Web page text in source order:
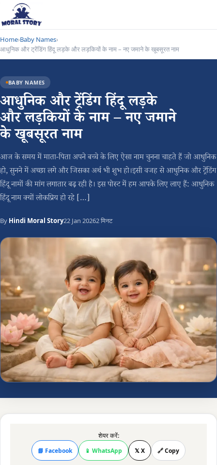
Home›Baby Names›
आधुनिक और ट्रेंडिंग हिंदू लड़के और लड़कियों के नाम – नए जमाने के खूबसूरत नाम
BABY NAMES
आधुनिक और ट्रेंडिंग हिंदू लड़के
और लड़कियों के नाम – नए जमाने
के खूबसूरत नाम
आज के समय में माता-पिता अपने बच्चे के लिए ऐसा नाम चुनना चाहते हैं जो आधुनिक
हो, सुनने में अच्छा लगे और जिसका अर्थ भी शुभ हो।इसी वजह से आधुनिक और ट्रेंडिंग
हिंदू नामों की मांग लगातार बढ़ रही है। इस पोस्ट में हम आपके लिए लाए हैं: आधुनिक
हिंदू नाम क्यों लोकप्रिय हो रहे […]
By Hindi Moral Story22 Jan 20262 मिनट
शेयर करें:
📘 Facebook 📱 WhatsApp 𝕏 X 🔗 Copy